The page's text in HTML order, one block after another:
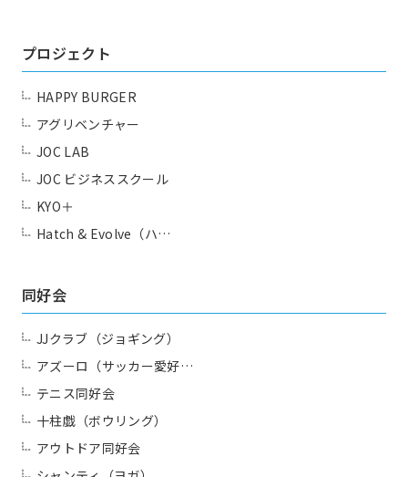
プロジェクト
HAPPY BURGER
アグリベンチャー
JOC LAB
JOC ビジネススクール
KYO＋
Hatch & Evolve（ハ…
同好会
JJクラブ（ジョギング）
アズーロ（サッカー愛好…
テニス同好会
十柱戯（ボウリング）
アウトドア同好会